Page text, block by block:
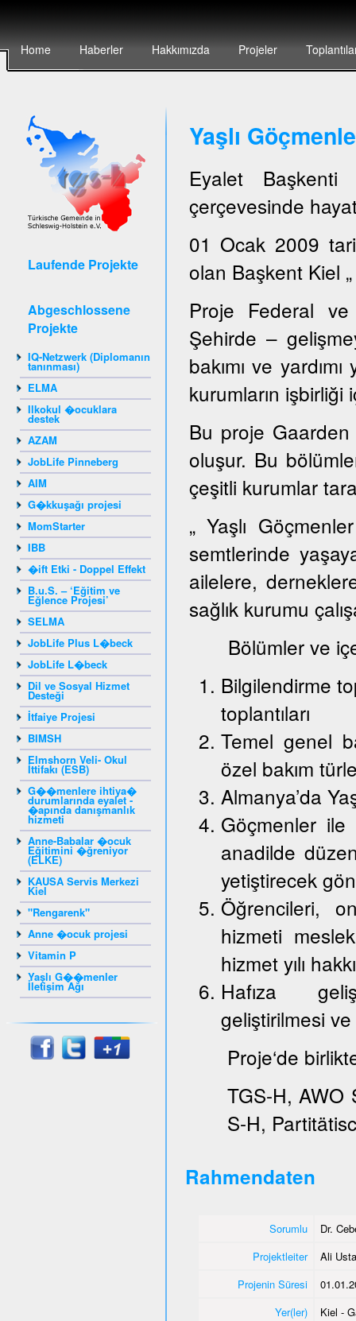
Home Haberler Hakkımızda Projeler
Laufende Projekte
Abgeschlossene
Projekte
IQ-Netzwerk (Diplomanın
tanınması)
ELMA
Ilkokul �ocuklara
destek
AZAM
JobLife Pinneberg
AIM
G�kkuşağı projesi
MomStarter
IBB
�ift Etki - Doppel Effekt
B.u.S. – ‘Eğitim ve
Eğlence Projesi’
SELMA
JobLife Plus L�beck
JobLife L�beck
Dil ve Sosyal Hizmet
Desteği
İtfaiye Projesi
BIMSH
Elmshorn Veli- Okul
İttifakı (ESB)
G��menlere ihtiya�
durumlarında eyalet -
�apında danışmanlık
hizmeti
Anne-Babalar �ocuk
Eğitimini �ğreniyor
(ELKE)
KAUSA Servis Merkezi
Kiel
"Rengarenk"
Anne �ocuk projesi
Vitamin P
Yaşlı G��menler
İletişim Ağı
Yaşlı
Eyalet
çerçevesinde
01 Ocak 2009
olan Başkent Kiel
Proje Federal ve
Şehirde –
bakımı ve
kurumların işbirliği
Bu proje
oluşur. Bu
çeşitli kurumlar
„ Yaşlı
semtlerinde
ailelere,
sağlık kurumu
Bölümler ve
Bilgilendirme
toplantıları
Temel genel
özel bakım
Almanya’da
Göçmenler
anadilde
yetiştirecek
Öğrencileri,
hizmeti
hizmet yılı
Hafıza
geliştirilmesi ve
Proje‘de
TGS-H, AWO
S-H,
Rahmendaten
Sorumlu
Dr.
Projektleiter
Ali
Projenin Süresi
Yer(ler)
Kiel -